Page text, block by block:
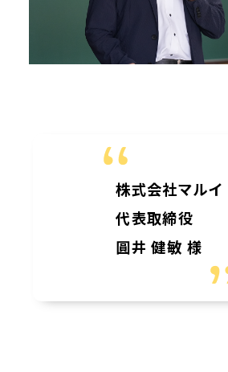
株式会社マルイ
代表取締役
圓井 健敏 様